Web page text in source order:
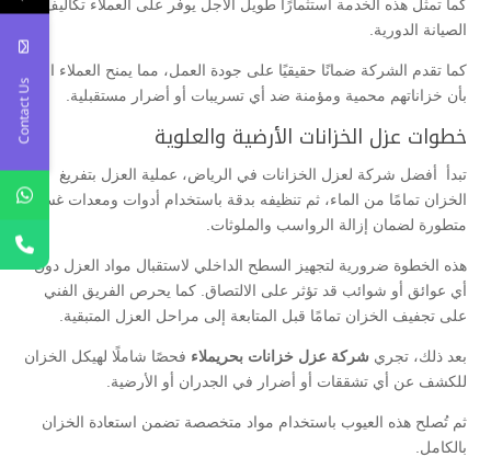
كما تمثل هذه الخدمة استثمارًا طويل الأجل يوفر على العملاء تكاليف
الصيانة الدورية.
كما تقدم الشركة ضمانًا حقيقيًا على جودة العمل، مما يمنح العملاء الثقة
بأن خزاناتهم محمية ومؤمنة ضد أي تسريبات أو أضرار مستقبلية.
خطوات عزل الخزانات الأرضية والعلوية
تبدأ أفضل شركة لعزل الخزانات في الرياض، عملية العزل بتفريغ
الخزان تمامًا من الماء، ثم تنظيفه بدقة باستخدام أدوات ومعدات غسيل
متطورة لضمان إزالة الرواسب والملوثات.
هذه الخطوة ضرورية لتجهيز السطح الداخلي لاستقبال مواد العزل دون
أي عوائق أو شوائب قد تؤثر على الالتصاق. كما يحرص الفريق الفني
على تجفيف الخزان تمامًا قبل المتابعة إلى مراحل العزل المتبقية.
بعد ذلك، تجري شركة عزل خزانات بحريملاء فحصًا شاملًا لهيكل الخزان
للكشف عن أي تشققات أو أضرار في الجدران أو الأرضية.
ثم تُصلح هذه العيوب باستخدام مواد متخصصة تضمن استعادة الخزان
بالكامل.
Contact Us